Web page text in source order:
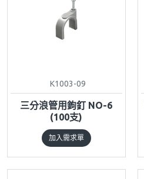
K1003-09
三分浪管用鉤釘 NO-6
(100支)
加入需求單